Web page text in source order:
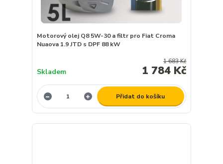
Motorový olej Q8 5W-30 a filtr pro Fiat Croma
Nuaova 1.9 JTD s DPF 88 kW
1 683 Kč
1 784 Kč
Skladem
Přidat do košíku